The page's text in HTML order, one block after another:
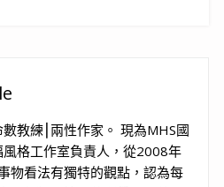
數教練⎮兩性作家。 現為MHS國
風格工作室負責人，從2008年
物看法有獨特的觀點，認為每